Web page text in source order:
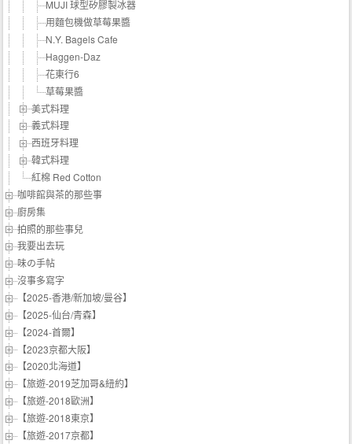
MUJI 球型矽膠製冰器
用麵包機做草莓果醬
N.Y. Bagels Cafe
Haggen-Daz
花東行6
草莓果醬
美式料理
義式料理
西班牙料理
韓式料理
紅棉 Red Cotton
咖啡館與茶的那些事
廚房集
拍照的那些事兒
我要出去玩
味の手帖‬
沒事多寫字
【2025-香港/新加坡/曼谷】
【2025-仙台/青森】
【2024-首爾】
【2023京都大阪】
【2020北海道】
【旅遊-2019芝加哥&紐約】
【旅遊-2018歐洲】
【旅遊-2018東京】
【旅遊-2017京都】